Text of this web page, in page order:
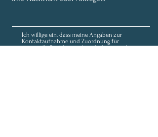
Ich willige ein, dass meine Angaben zur
Kontaktaufnahme und Zuordnung für
eventuelle Rückfragen dauerhaft gespeichert